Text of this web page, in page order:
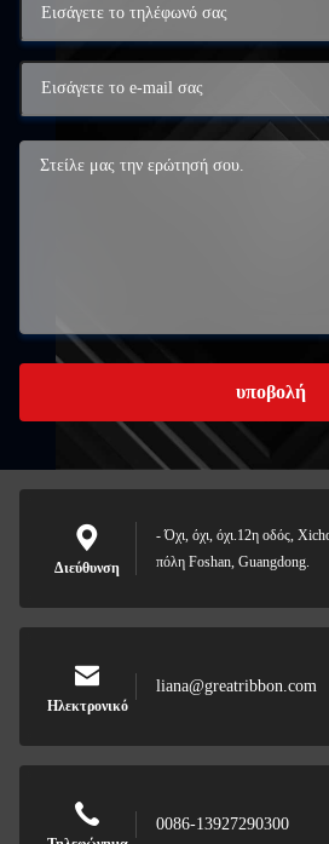
υποβολή
Διεύθυνση
- Όχι, όχι, όχι.12η οδός,
πόλη Foshan, Guangdong.
Ηλεκτρονικό
liana@greatribbon.com
0086-13927290300